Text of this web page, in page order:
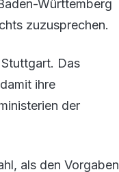
Württemberg
zuzusprechen.
Das
ihre
der
als den Vorgaben